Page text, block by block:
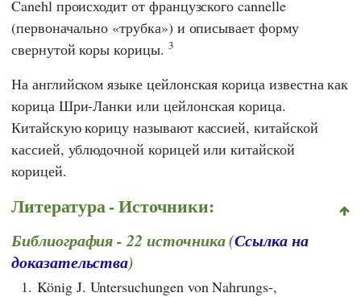
Canehl происходит от французского cannelle
(первоначально «трубка») и описывает форму
свернутой коры корицы. 3
На английском языке цейлонская корица известна как
корица Шри-Ланки или цейлонская корица.
Китайскую корицу называют кассией, китайской
кассией, ублюдочной корицей или китайской
корицей.
Литература - Источники:
Библиография - 22 источника (Ссылка на
доказательства)
1. König J. Untersuchungen von Nahrungs-,